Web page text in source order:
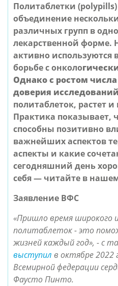
Политаблетки
объединение
различных групп в
лекарственной форме.
активно используются
борьбе с онколо
Однако с ростом
доверия
политаблеток, растет
Практика показывает,
способны позитивно
важнейших аспектов
аспекты и какие
сегодняшний день
себя — читайте в
Заявление ВФС
«Пришло время широкого
политаблеток - это
жизней каждый год», - с
выступил в октябре 2022
Всемирной федерации
Фаусто Пинто.